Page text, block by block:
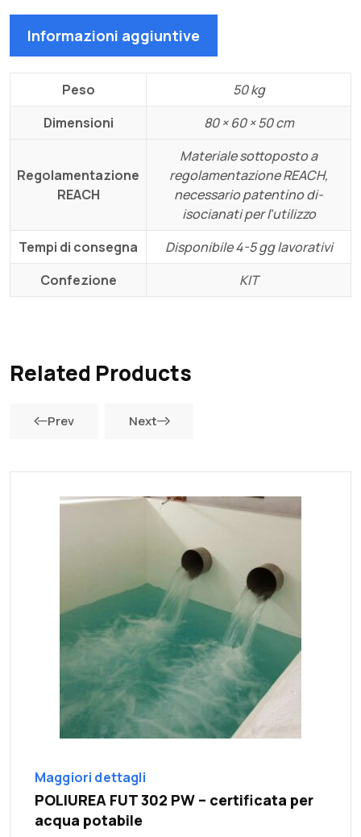
Informazioni aggiuntive
Peso
50 kg
Dimensioni
80 × 60 × 50 cm
Regolamentazione
REACH
Materiale sottoposto a
regolamentazione REACH,
necessario patentino di-
isocianati per l'utilizzo
Tempi di consegna
Disponibile 4-5 gg lavorativi
Confezione
KIT
Related Products
Prev Next
Maggiori dettagli
POLIUREA FUT 302 PW – certificata per
acqua potabile